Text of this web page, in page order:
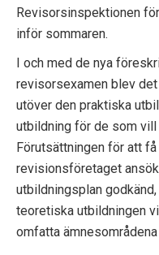
o
n
e
n
Revisorsinspektionen
inför sommaren.
I och med de nya
revisorsexamen blev
utöver den praktiska
utbildning för de som
Förutsättningen för att
revisionsföretaget
utbildningsplan
teoretiska utbildningen
omfatta